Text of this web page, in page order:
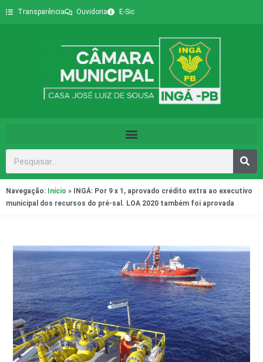
Transparência Ouvidoria E-Sic
Navegação: Início »
INGÁ: Por 9 x 1, aprovado crédito extra ao executivo
municipal dos recursos do pré-sal. LOA 2020 também foi aprovada